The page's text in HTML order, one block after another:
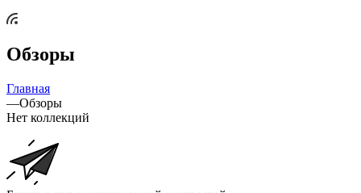
Обзоры
Главная
—Обзоры
Нет коллекций